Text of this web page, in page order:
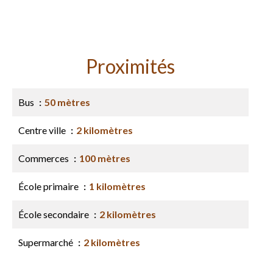
Proximités
Bus 50 mètres
Centre ville 2 kilomètres
Commerces 100 mètres
École primaire 1 kilomètres
École secondaire 2 kilomètres
Supermarché 2 kilomètres